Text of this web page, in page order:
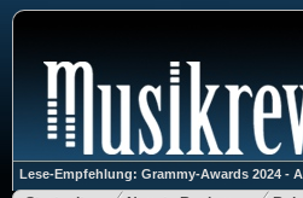
Lese-Empfehlung: Grammy-Awards 2024 -